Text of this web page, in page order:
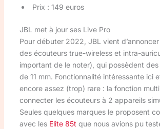
Prix : 149 euros
JBL met à jour ses Live Pro
Pour débuter 2022, JBL vient d’annoncer
des écouteurs true-wireless et intra-
important de le noter), qui possèdent
de 11 mm. Fonctionnalité intéressante ici
encore assez (trop) rare : la fonction
connecter les écouteurs à 2 appareils
Seules quelques marques le proposent
avec les Elite 85t que nous avions pu